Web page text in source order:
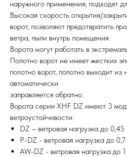
наружного применения, подходят
Высокая скорость открытия/
ворот, позволяют предотвратить
ветра, пыли внутрь помещения.
Ворота могут работать в
Полотно ворот не имеет жестких
полотно ворот, полотно выходит
автоматически
заправляется обратно.
Ворота серии XHF DZ имеют 3
ветроустойчивости:
DZ – ветровая нагрузка до
P-DZ - ветровая нагрузка до
AW-DZ - ветровая нагрузка до